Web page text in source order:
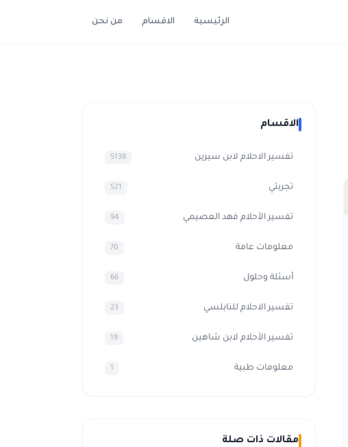
الرئيسية الاقسام من نحن
الاقسام
تفسير الاحلام لابن سيرين 5138
تجربتي 521
تفسير الأحلام فهد العصيمي 94
معلومات عامة 70
أسئلة وحلول 66
تفسير الاحلام للنابلسي 23
تفسير الأحلام لابن شاهين 19
معلومات طبية 1
مقالات ذات صلة